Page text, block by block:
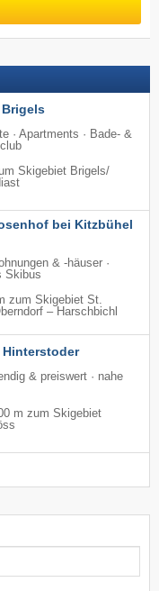
Brigels
· Apartments · Bade- &
Skigebiet Brigels/​
bei Kitzbühel
& -häuser ·
Skibus
zum Skigebiet St.
– Harschbichl
Hinterstoder
& preiswert · nahe
m zum Skigebiet